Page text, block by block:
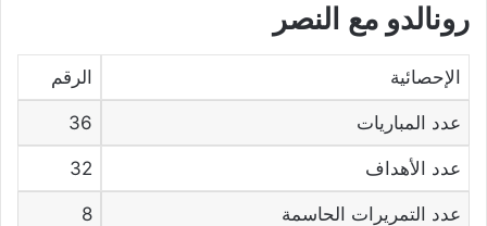
رونالدو مع النصر
الإحصائية الرقم
عدد المباريات 36
عدد الأهداف 32
عدد التمريرات الحاسمة 8